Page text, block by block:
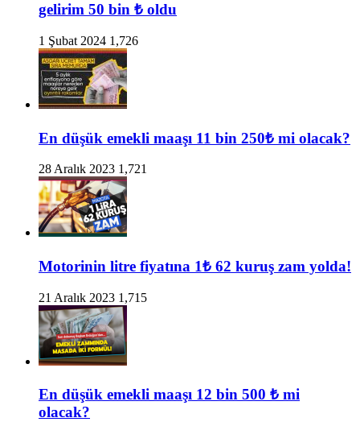
gelirim 50 bin ₺ oldu
1 Şubat 2024 1,726
En düşük emekli maaşı 11 bin 250₺ mi olacak?
28 Aralık 2023 1,721
Motorinin litre fiyatına 1₺ 62 kuruş zam yolda!
21 Aralık 2023 1,715
En düşük emekli maaşı 12 bin 500 ₺ mi
olacak?